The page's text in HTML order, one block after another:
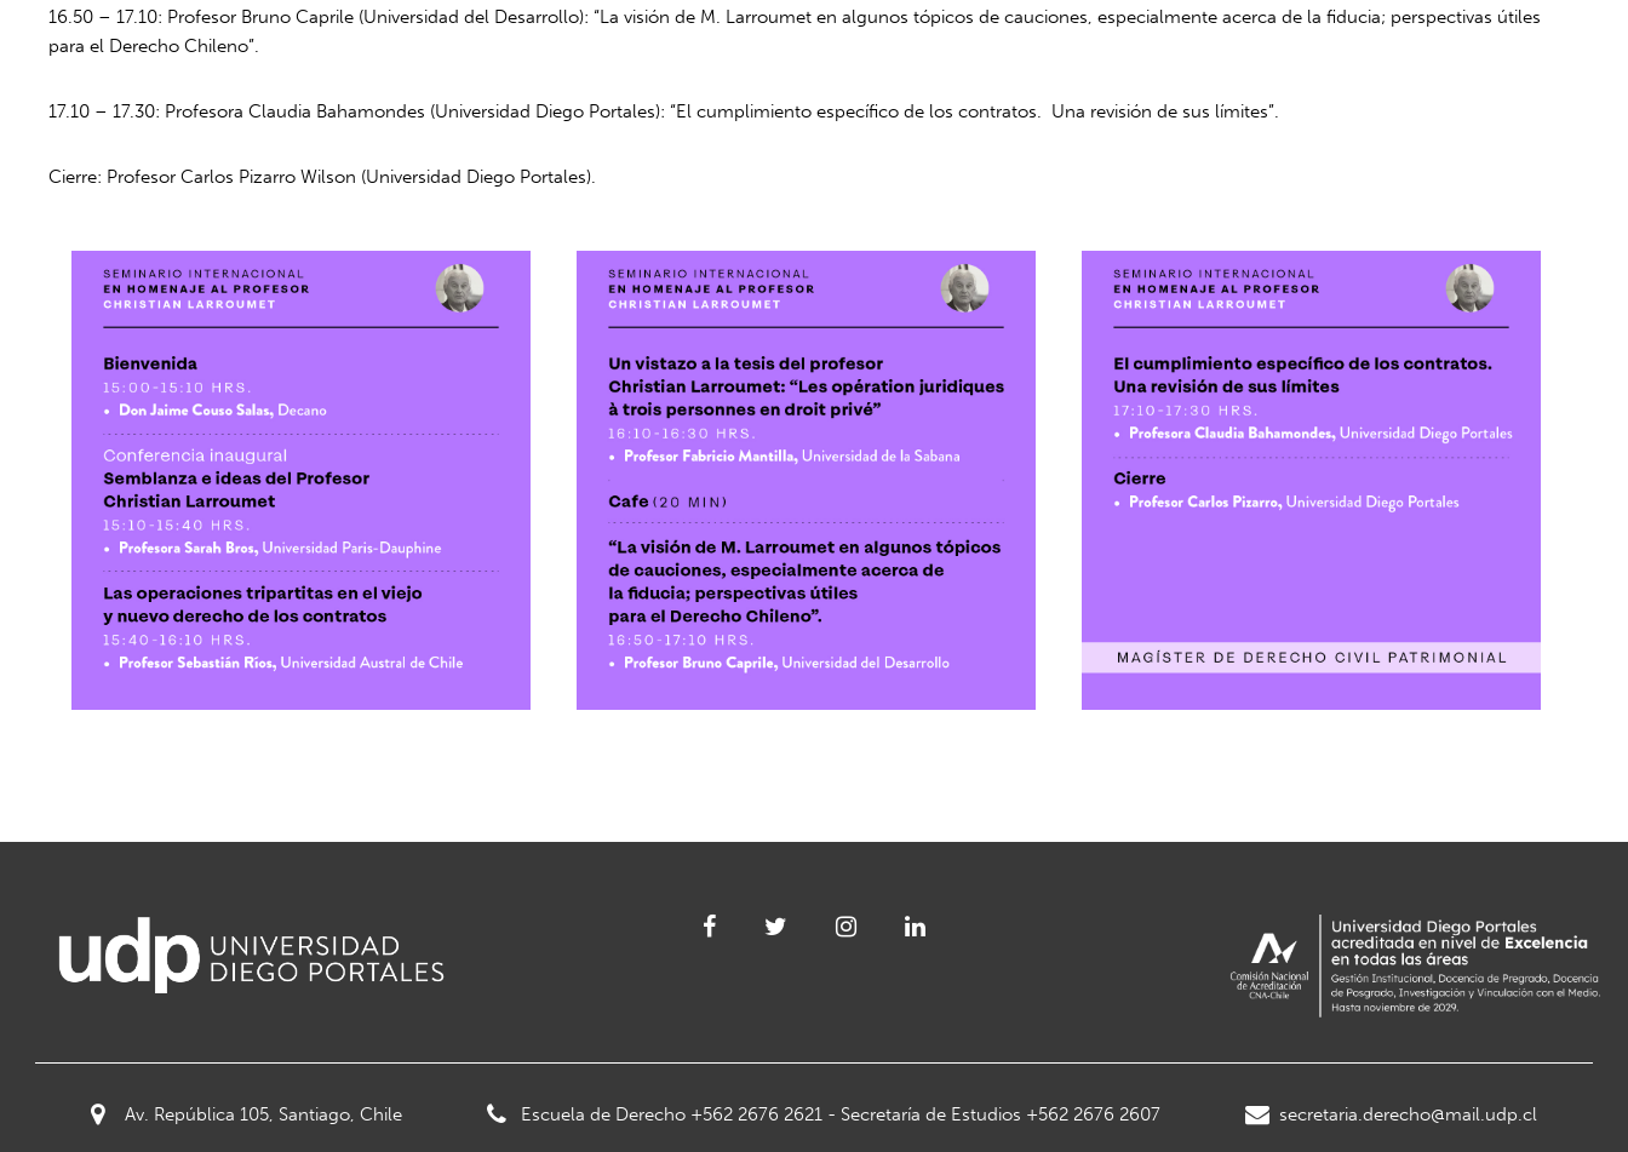
16.50 – 17.10: Profesor Bruno Caprile (Universidad del Desarrollo): “La visión de M. Larroumet en algunos tópicos de cauciones, especialmente acerca de la fiducia; perspectivas útiles
para el Derecho Chileno”.
17.10 – 17.30: Profesora Claudia Bahamondes (Universidad Diego Portales): “El cumplimiento específico de los contratos. Una revisión de sus límites”.
Cierre: Profesor Carlos Pizarro Wilson (Universidad Diego Portales).
Av. República 105, Santiago, Chile Escuela de Derecho +562 2676 2621 - Secretaría de Estudios +562 2676 2607 secretaria.derecho@mail.udp.cl